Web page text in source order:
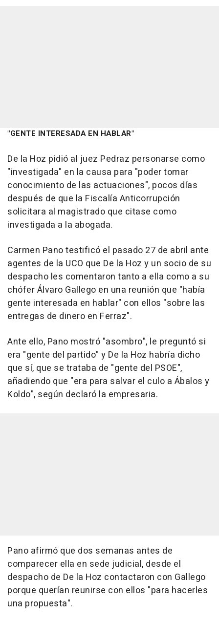
"GENTE INTERESADA EN HABLAR"
De la Hoz pidió al juez Pedraz personarse como
"investigada" en la causa para "poder tomar
conocimiento de las actuaciones", pocos días
después de que la Fiscalía Anticorrupción
solicitara al magistrado que citase como
investigada a la abogada.
Carmen Pano testificó el pasado 27 de abril ante
agentes de la UCO que De la Hoz y un socio de su
despacho les comentaron tanto a ella como a su
chófer Álvaro Gallego en una reunión que "había
gente interesada en hablar" con ellos "sobre las
entregas de dinero en Ferraz".
Ante ello, Pano mostró "asombro", le preguntó si
era "gente del partido" y De la Hoz habría dicho
que sí, que se trataba de "gente del PSOE",
añadiendo que "era para salvar el culo a Ábalos y
Koldo", según declaró la empresaria.
Pano afirmó que dos semanas antes de
comparecer ella en sede judicial, desde el
despacho de De la Hoz contactaron con Gallego
porque querían reunirse con ellos "para hacerles
una propuesta".